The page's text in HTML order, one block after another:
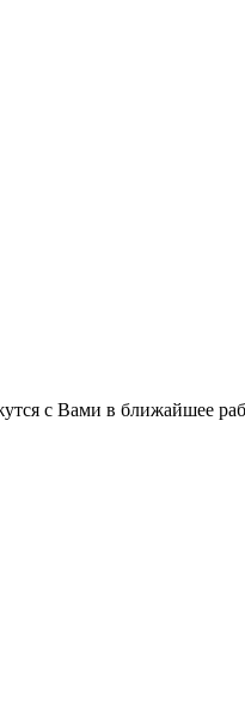
с Вами в ближайшее